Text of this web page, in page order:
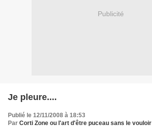
Publicité
Je pleure....
Publié le 12/11/2008 à 18:53
Par Corti Zone ou l'art d'être puceau sans le vouloir